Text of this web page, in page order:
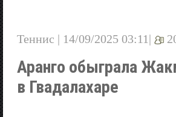
Теннис | 14/09/2025 03:11|
Аранго обыграла
в Гвадалахаре